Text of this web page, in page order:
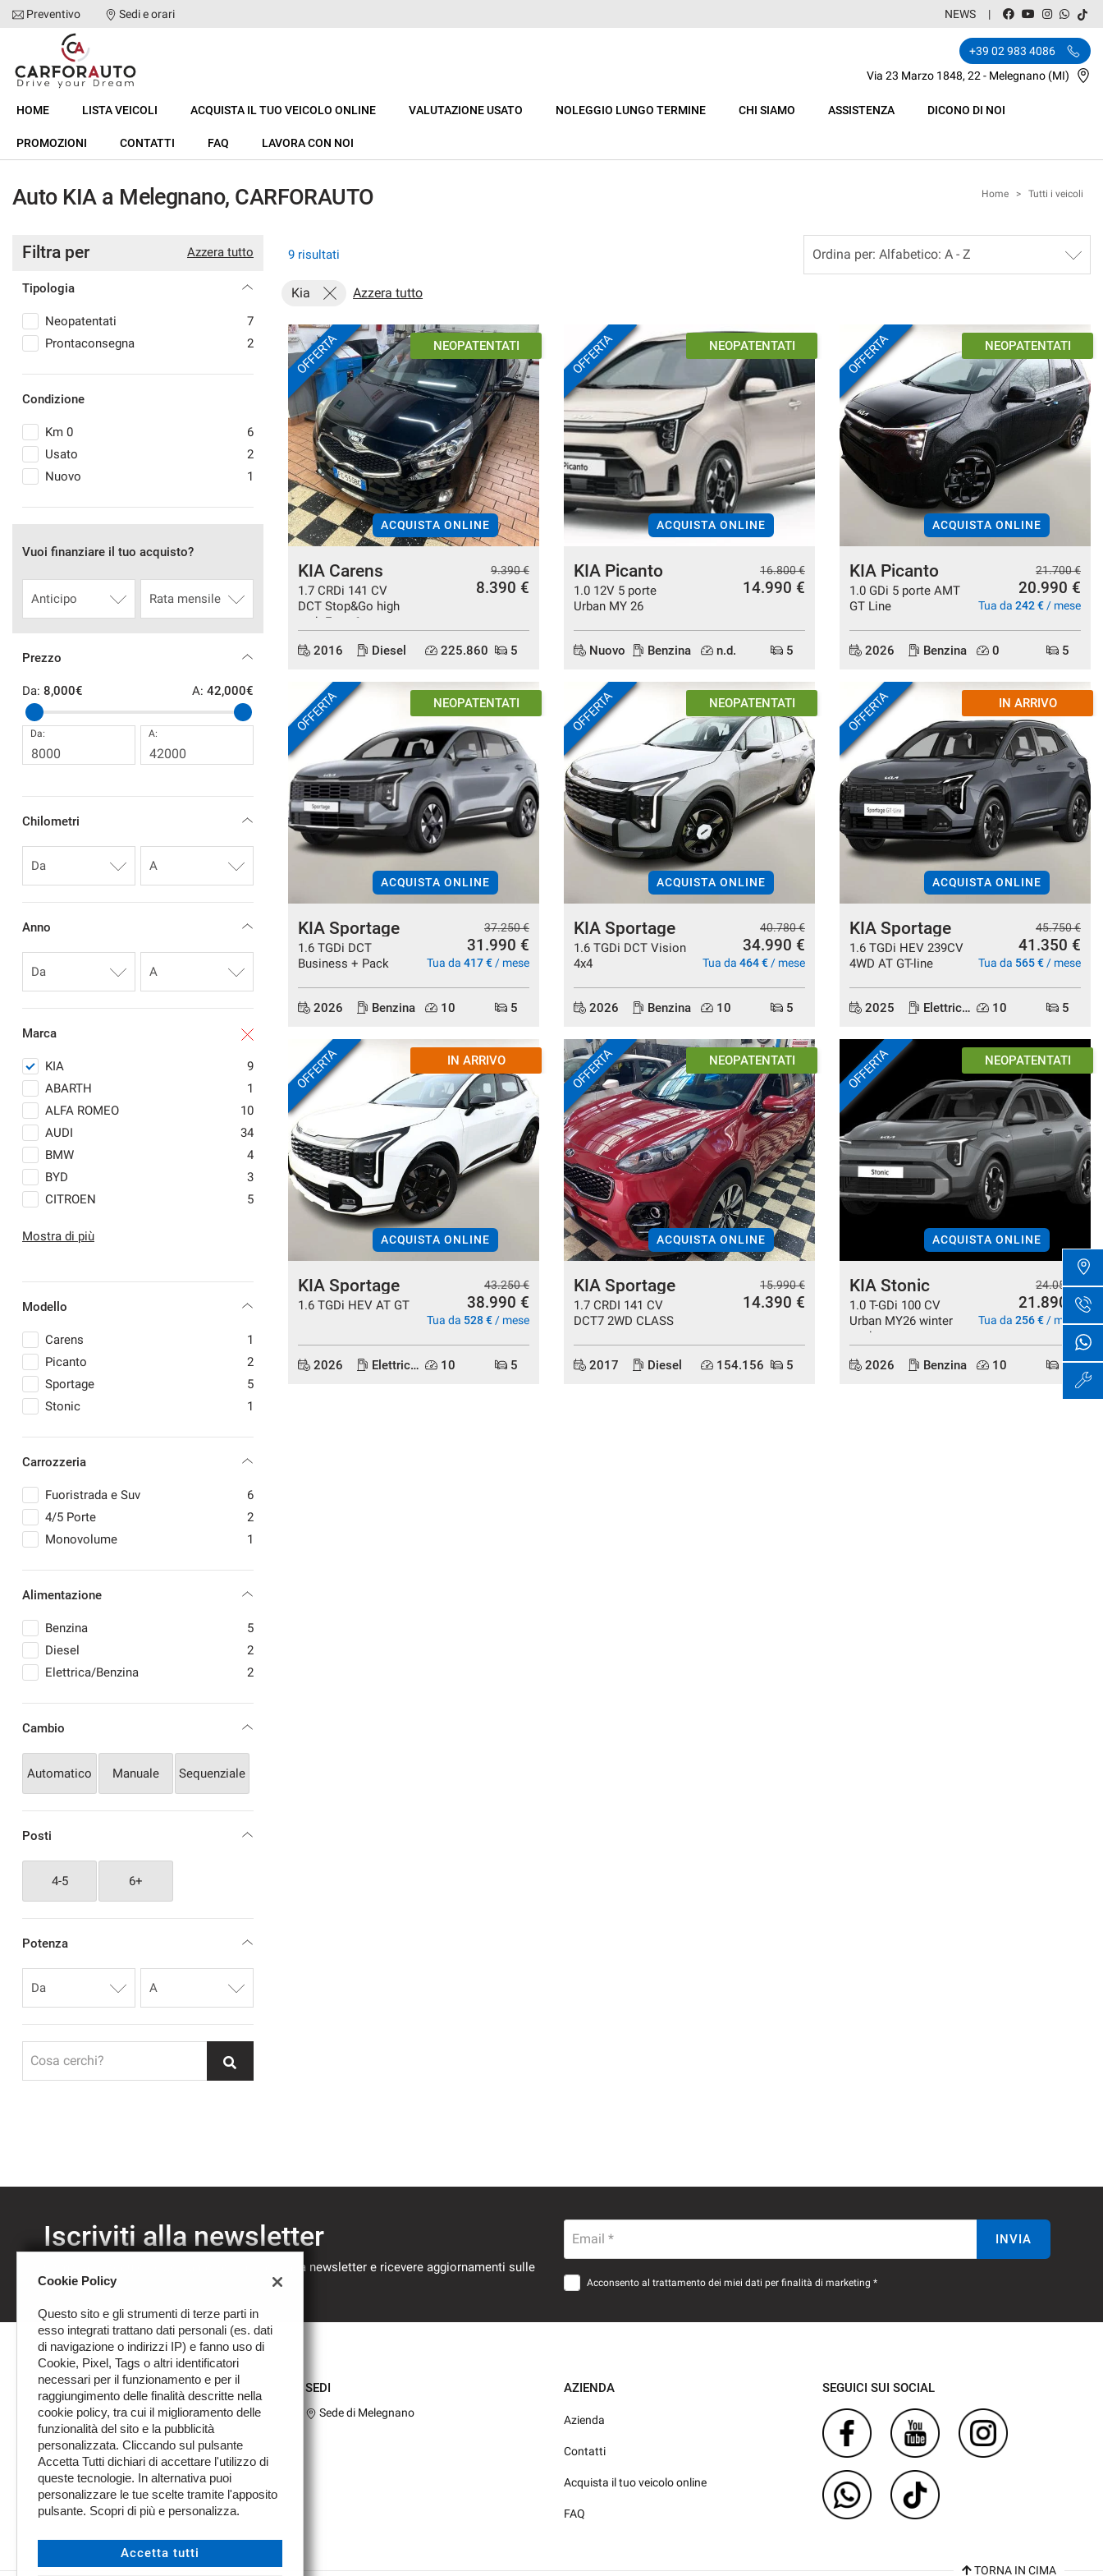
HOME
NOLEGGIO LUNGO TERMINE
ASSISTENZA
DICONO DI NOI
PROMOZIONI
CONTATTI
LAVORA CON NOI
Preventivo Sedi e orari NEWS
+39 02 983 4086
Via 23 Marzo 1848, 22 - Melegnano (MI)
HOME LISTA VEICOLI ACQUISTA IL TUO VEICOLO ONLINE VALUTAZIONE USATO NOLEGGIO LUNGO TERMINE CHI SIAMO ASSISTENZA DICONO DI NOI
PROMOZIONI CONTATTI FAQ LAVORA CON NOI
Auto KIA a Melegnano, CARFORAUTO Home > Tutti i veicoli
Azzera tutto
Filtra per
Tipologia
Neopatentati
7
Prontaconsegna
2
Condizione
Km 0
6
Usato
2
Nuovo
1
Vuoi finanziare il tuo acquisto?
Prezzo
Da: 8,000€ A: 42,000€
Da: A:
Chilometri
Anno
Marca
KIA
9
ABARTH
1
ALFA ROMEO
10
AUDI
34
BMW
4
BYD
3
CITROEN
5
DACIA
FORD
6
GEELY
1
HONDA
1
HYUNDAI
6
JAECOO
4
LAND ROVER
1
LEAPMOTOR
1
MAZDA
1
MERCEDES-BENZ
4
NISSAN
16
OMODA
4
OPEL
2
PEUGEOT
12
SKODA
1
SMART
1
SUZUKI
TOYOTA
11
VOLVO
2
Mostra di più
Modello
Carens
1
Picanto
2
Sportage
5
Stonic
1
Carrozzeria
Fuoristrada e Suv
6
4/5 Porte
2
Monovolume
1
Alimentazione
Benzina
5
Diesel
2
Elettrica/Benzina
2
Cambio
Automatico Manuale Sequenziale
Posti
4-5 6+
Potenza
Cosa cerchi?
9 risultati
Kia Azzera tutto
OFFERTA PRONTACONSEGNA
ACQUISTA ONLINE
KIA Carens
1.7 CRDi 141 CV
DCT Stop&Go high
tech Euro 6
9.390 €
8.390 €
2016 Diesel 225.860 5
OFFERTA IN ARRIVO
ACQUISTA ONLINE
KIA Picanto
1.0 12V 5 porte
Urban MY 26
16.800 €
14.990 €
Nuovo Benzina n.d. 5
OFFERTA IN ARRIVO
ACQUISTA ONLINE
KIA Picanto
1.0 GDi 5 porte AMT
GT Line
21.700 €
20.990 €
Tua da 242 € / mese
2026 Benzina 0 5
OFFERTA IN ARRIVO
ACQUISTA ONLINE
KIA Sportage
1.6 TGDi DCT
Business + Pack
37.250 €
31.990 €
Tua da 417 € / mese
2026 Benzina 10 5
OFFERTA IN ARRIVO
ACQUISTA ONLINE
KIA Sportage
1.6 TGDi DCT Vision
4x4
40.780 €
34.990 €
Tua da 464 € / mese
2026 Benzina 10 5
OFFERTA KM 0
ACQUISTA ONLINE
KIA Sportage
1.6 TGDi HEV 239CV
4WD AT GT-line
45.750 €
41.350 €
Tua da 565 € / mese
2025 Elettrica/Benzina 10 5
OFFERTA KM 0
ACQUISTA ONLINE
KIA Sportage
1.6 TGDi HEV AT GT
43.250 €
38.990 €
Tua da 528 € / mese
2026 Elettrica/Benzina 10 5
OFFERTA PRONTACONSEGNA
ACQUISTA ONLINE
KIA Sportage
1.7 CRDI 141 CV
DCT7 2WD CLASS
15.990 €
14.390 €
2017 Diesel 154.156 5
OFFERTA IN ARRIVO
ACQUISTA ONLINE
KIA Stonic
1.0 T-GDi 100 CV
Urban MY26 winter
pack
24.050 €
21.890 €
Tua da 256 € / mese
2026 Benzina 10 5
Iscriviti alla newsletter
Compila il modulo sottostante per iscriverti alla newsletter e ricevere aggiornamenti sulle
nostre novità.
Email * INVIA
Acconsento al trattamento dei miei dati per finalità di marketing *
SEDI
Sede di Melegnano
AZIENDA
Azienda
Contatti
Acquista il tuo veicolo online
FAQ
SEGUICI SUI SOCIAL
TORNA IN CIMA
Cookie Policy
Questo sito e gli strumenti di terze parti in
esso integrati trattano dati personali (es. dati
di navigazione o indirizzi IP) e fanno uso di
Cookie, Pixel, Tags o altri identificatori
necessari per il funzionamento e per il
raggiungimento delle finalità descritte nella
cookie policy, tra cui il miglioramento delle
funzionalità del sito e la pubblicità
personalizzata. Cliccando sul pulsante
Accetta Tutti dichiari di accettare l'utilizzo di
queste tecnologie. In alternativa puoi
personalizzare le tue scelte tramite l'apposito
pulsante. Scopri di più e personalizza.
Accetta tutti
preferenze
di
seguente
pannello
consente
di
le
tue
di
alle
tecnologie
tracciamento
adottiamo
per
offrire
funzionalità
e
svolgere
di
Per
ottenere
informazioni
e
sul
funzionamento
questi
strumenti
tracciamento
si
alla
cookie
policy.
Puoi
e
modificare
qualsiasi
Cookie necessari
Cookie delle preferenze
Cookie per il miglioramento dell'esperienza utente
Cookie analitici
Cookie di marketing
Leggi
cookie